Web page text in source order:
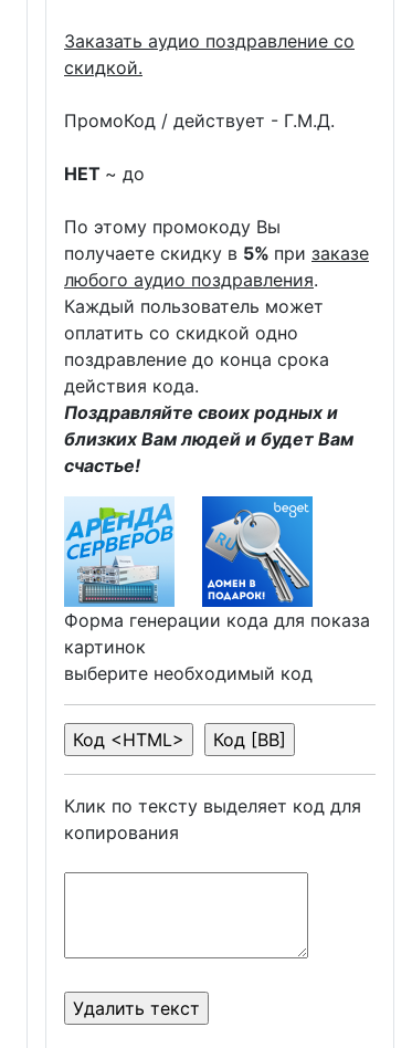
Заказать аудио поздравление со
скидкой.
ПромоКод / действует - Г.М.Д.
НЕТ ~ до
По этому промокоду Вы
получаете скидку в 5% при заказе
любого аудио поздравления.
Каждый пользователь может
оплатить со скидкой одно
поздравление до конца срока
действия кода.
Поздравляйте своих родных и
близких Вам людей и будет Вам
счастье!
Форма генерации кода для показа
картинок
выберите необходимый код
Клик по тексту выделяет код для
копирования